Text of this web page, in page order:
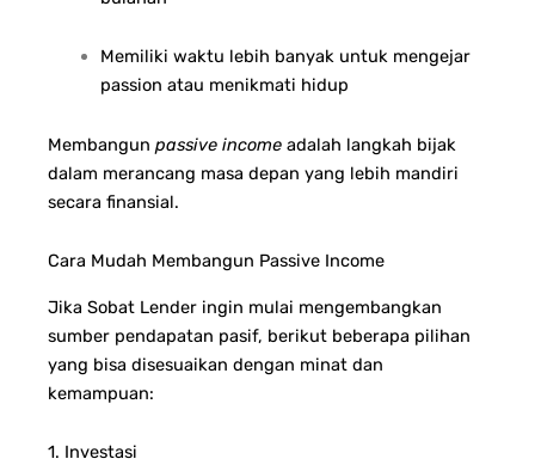
Memiliki waktu lebih banyak untuk mengejar
passion atau menikmati hidup
Membangun passive income adalah langkah bijak
dalam merancang masa depan yang lebih mandiri
secara finansial.
Cara Mudah Membangun Passive Income
Jika Sobat Lender ingin mulai mengembangkan
sumber pendapatan pasif, berikut beberapa pilihan
yang bisa disesuaikan dengan minat dan
kemampuan:
1. Investasi